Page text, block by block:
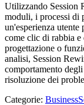
Utilizzando Session
moduli, i processi di
un'esperienza
come clic di rabbia
progettazione o
analisi, Session
comportamento
risoluzione dei
Categorie: Business